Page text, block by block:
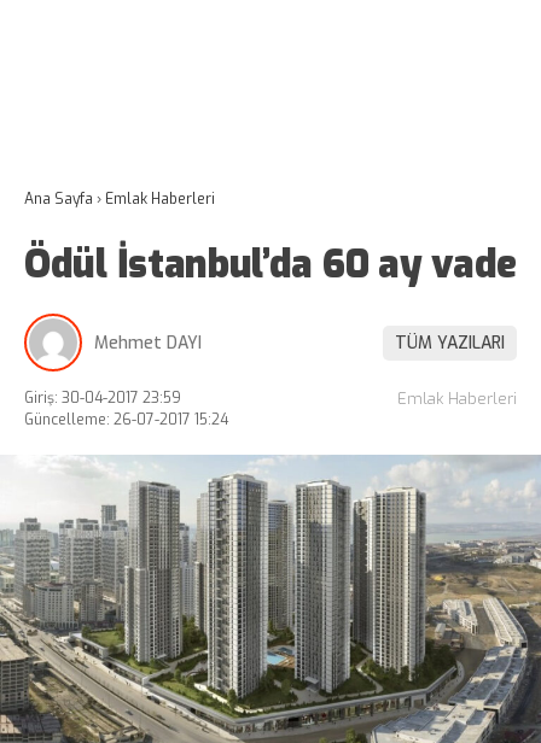
Ana Sayfa › Emlak Haberleri
Ödül İstanbul’da 60 ay vade
Mehmet DAYI TÜM YAZILARI
Giriş: 30-04-2017 23:59
Güncelleme: 26-07-2017 15:24
Emlak Haberleri